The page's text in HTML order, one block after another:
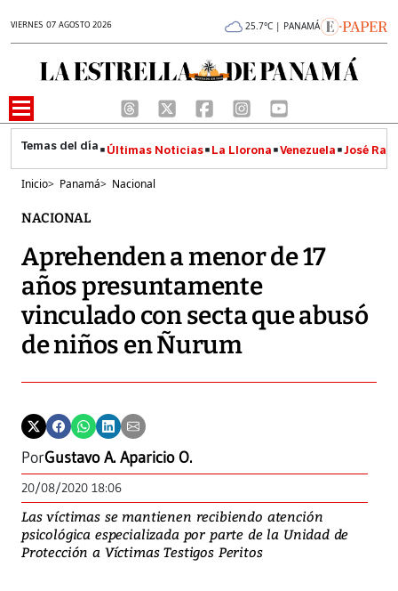
VIERNES 07 AGOSTO 2026 25.7°C | PANAMÁ
Últimas Noticias La Llorona Venezuela José
Inicio> Panamá> Nacional
NACIONAL
Aprehenden a menor de 17
años presuntamente
vinculado con secta que abusó
de niños en Ñurum
PorGustavo A. Aparicio O.
20/08/2020 18:06
Las víctimas se mantienen recibiendo atención
psicológica especializada por parte de la Unidad de
Protección a Víctimas Testigos Peritos